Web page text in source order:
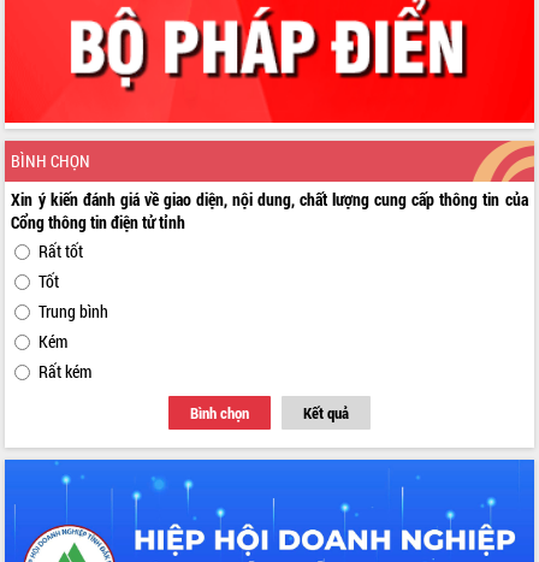
BÌNH CHỌN
Xin ý kiến đánh giá về giao diện, nội dung, chất lượng cung cấp thông tin của
Cổng thông tin điện tử tỉnh
Rất tốt
Tốt
Trung bình
Kém
Rất kém
Bình chọn Kết quả